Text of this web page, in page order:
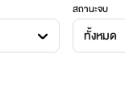
สถานะจบ
ทั้งหมด